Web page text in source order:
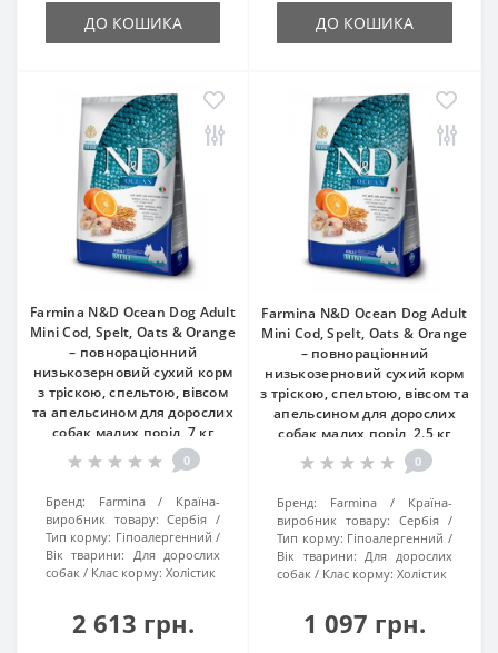
ДО КОШИКА ДО КОШИКА
Farmina N&D Ocean Dog Adult
Mini Cod, Spelt, Oats & Orange
– повнораціонний
низькозерновий сухий корм
з тріскою, спельтою, вівсом
та апельсином для дорослих
собак малих порід, 7 кг
0
Бренд: Farmina
Країна-
виробник товару: Сербія
Тип корму: Гіпоалергенний
Вік тварини:
Для дорослих
собак
Клас корму: Холістик
2 613 грн.
Farmina N&D Ocean Dog Adult
Mini Cod, Spelt, Oats & Orange
– повнораціонний
низькозерновий сухий корм
з тріскою, спельтою, вівсом та
апельсином для дорослих
собак малих порід, 2.5 кг
0
Бренд: Farmina
Країна-
виробник товару: Сербія
Тип корму: Гіпоалергенний
Вік тварини: Для дорослих
собак
Клас корму: Холістик
1 097 грн.